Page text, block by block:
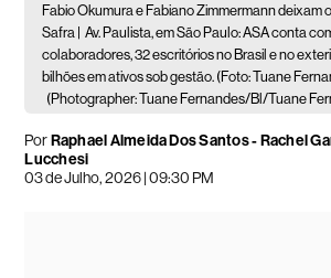
Fabio Okumura e Fabiano Zimmermann deixam
Safra |
Av. Paulista, em São Paulo: ASA conta
colaboradores, 32 escritórios no Brasil e no
bilhões em ativos sob gestão. (Foto: Tuane
(Photographer: Tuane Fernandes/Bl/Tuane
PorRaphael Almeida Dos Santos - Rachel
Lucchesi
03 de Julho, 2026 | 09:30 PM